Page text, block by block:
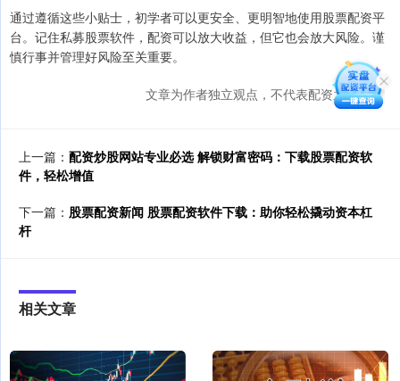
通过遵循这些小贴士，初学者可以更安全、更明智地使用股票配资平
台。记住私募股票软件，配资可以放大收益，但它也会放大风险。谨
慎行事并管理好风险至关重要。
文章为作者独立观点，不代表配资之家观点
上一篇： 配资炒股网站专业必选 解锁财富密码：下载股票配资软
件，轻松增值
下一篇： 股票配资新闻 股票配资软件下载：助你轻松撬动资本杠
杆
相关文章